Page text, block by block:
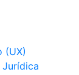
(UX)